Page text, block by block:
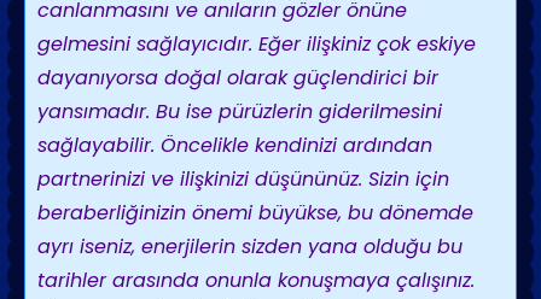
canlanmasını ve anıların gözler önüne
gelmesini sağlayıcıdır. Eğer ilişkiniz çok eskiye
dayanıyorsa doğal olarak güçlendirici bir
yansımadır. Bu ise pürüzlerin giderilmesini
sağlayabilir. Öncelikle kendinizi ardından
partnerinizi ve ilişkinizi düşününüz. Sizin için
beraberliğinizin önemi büyükse, bu dönemde
ayrı iseniz, enerjilerin sizden yana olduğu bu
tarihler arasında onunla konuşmaya çalışınız.